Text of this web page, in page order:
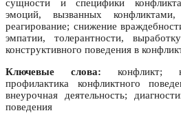
сущности и специфики
эмоций, вызванных
реагирование; снижение
эмпатии, толерантности,
конструктивного поведения в
Ключевые слова: конфликт;
профилактика конфликтного
внеурочная деятельность;
поведения